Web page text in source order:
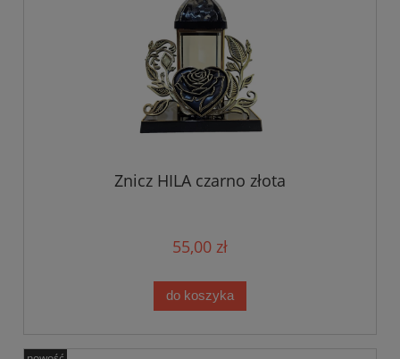
Znicz HILA czarno złota
55,00 zł
do koszyka